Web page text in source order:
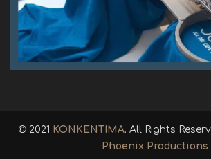
© 2021 KONKENTIMA. All Rights
Phoenix Productions